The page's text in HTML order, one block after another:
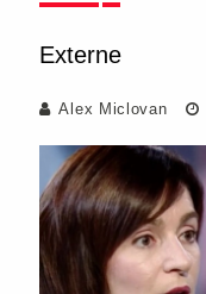
Externe
Alex Miclovan